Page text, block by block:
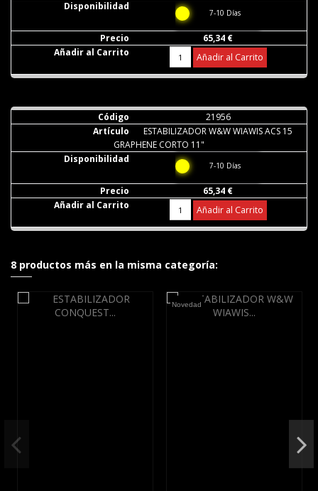
7-10 Días
65,34 €
Añadir al Carrito
21956
ESTABILIZADOR W&W WIAWIS ACS 15
GRAPHENE CORTO 11"
7-10 Días
65,34 €
Añadir al Carrito
8 productos más en la misma categoría:
Novedad